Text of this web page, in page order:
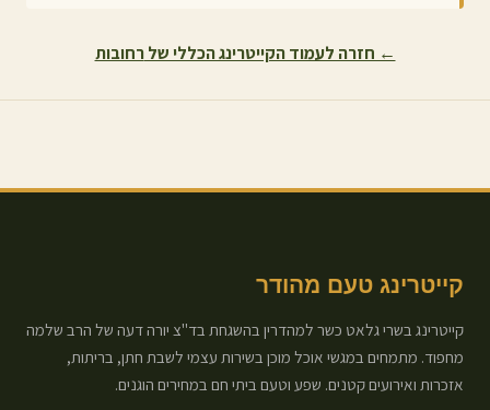
← חזרה לעמוד הקייטרינג הכללי שלרחובות
קייטרינג טעם מהודר
קייטרינג בשרי גלאט כשר למהדרין בהשגחת בד"צ יורה דעה של הרב שלמה
מחפוד. מתמחים במגשי אוכל מוכן בשירות עצמי לשבת חתן, בריתות,
אזכרות ואירועים קטנים. שפע וטעם ביתי חם במחירים הוגנים.